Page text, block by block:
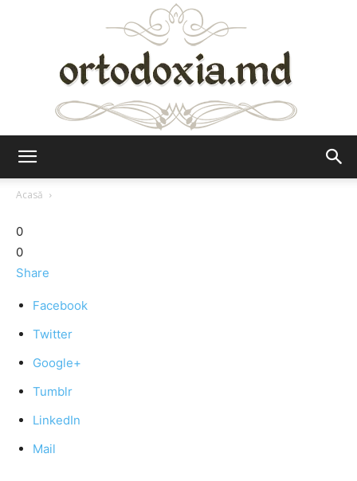
Acasă
0
0
Share
Facebook
Twitter
Google+
Tumblr
LinkedIn
Mail